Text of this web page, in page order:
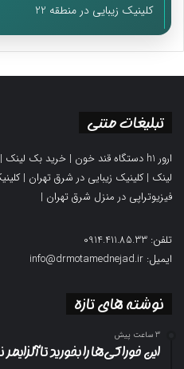
کلینیک زیبایی در منطقه 22
تبلیغات متنی
ارور h1 دستگاه قند خون | خرید بک لینک |
لینک |کلینیک زیبایی در شرق تهران |
فیزیوتراپی در منزل شرق تهران |
تلفن: 0914.411.85.33
ایمیل: info@drmotamednejad.ir
نوشته های تازه
3 ساعت پیش
این خوراکی‌ها را بخورید تا آلزایمر